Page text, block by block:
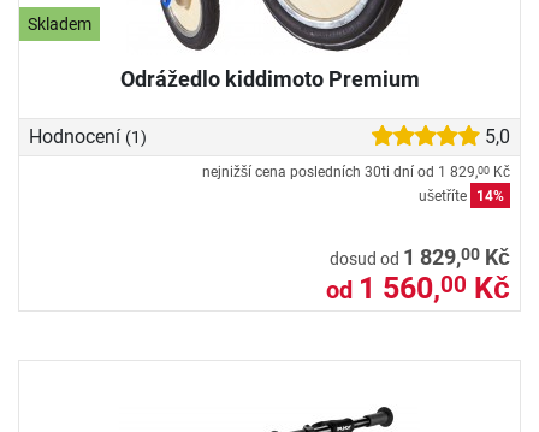
Skladem
Odrážedlo kiddimoto Premium
Hodnocení (1) 5,0
nejnižší cena posledních 30ti dní od 1 829,00 Kč
ušetříte
14%
dosud od 1 829,00 Kč
od 1 560,00 Kč